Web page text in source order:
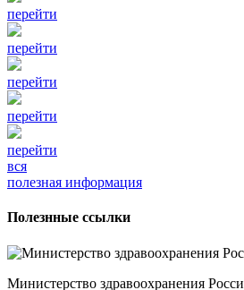
перейти
перейти
перейти
перейти
перейти
вся
полезная информация
Полезнные ссылки
Министерство здравоохранения